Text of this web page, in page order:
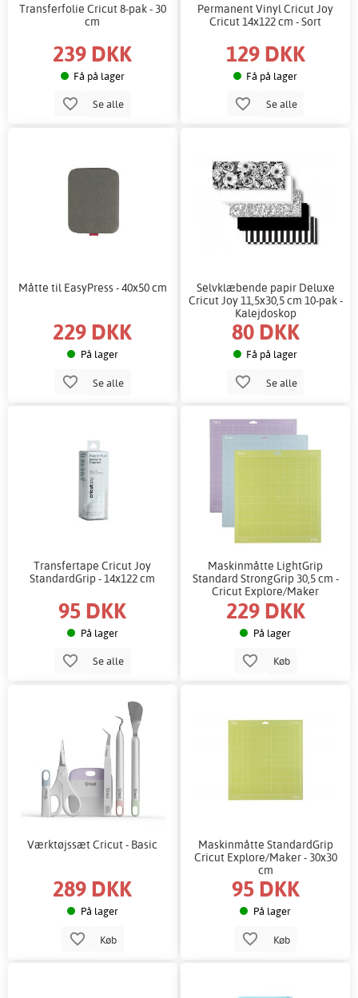
Transferfolie Cricut 8-pak - 30
cm
239 DKK
Få på lager
Se alle
Permanent Vinyl Cricut Joy
Cricut 14x122 cm - Sort
129 DKK
Få på lager
Se alle
Måtte til EasyPress - 40x50 cm
229 DKK
På lager
Se alle
Selvklæbende papir Deluxe
Cricut Joy 11,5x30,5 cm 10-pak -
Kalejdoskop
80 DKK
Få på lager
Se alle
Transfertape Cricut Joy
StandardGrip - 14x122 cm
95 DKK
På lager
Se alle
Maskinmåtte LightGrip
Standard StrongGrip 30,5 cm -
Cricut Explore/Maker
229 DKK
På lager
Køb
Værktøjssæt Cricut - Basic
289 DKK
På lager
Køb
Maskinmåtte StandardGrip
Cricut Explore/Maker - 30x30
cm
95 DKK
På lager
Køb